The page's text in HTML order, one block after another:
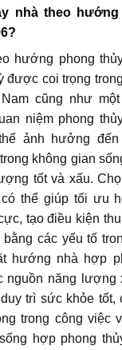
nhà theo
hướng phong
được coi trọng
cũng như
niệm phong
ảnh hưởng đến
không gian
tốt và xấu.
thể giúp tối ưu
tạo điều kiện
các yếu tố
hướng nhà hợp
nguồn năng lượng
trì sức khỏe tốt,
trong công việc
hợp phong